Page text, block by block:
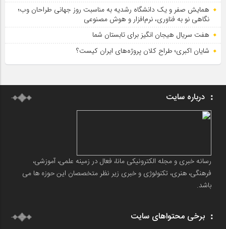
همایش صفر و یک دانشگاه رشدیه به مناسبت روز جهانی طراحان وب؛
نگاهی نو به فناوری، نرم‌افزار و هوش مصنوعی
هفت سریال هیجان انگیز برای تابستان شما
شایان اکبری؛ طراح کلان پروژه‌های ایران کیست؟
درباره سایت
رسانه خبری و مجله الکترونیکی مانا، فعال در زمینه علمی، آموزشی،
فرهنگی، هنری، تکنولوژی و خبری زیر نظر متخصصان این حوزه ها می
باشد.
برخی محتواهای سایت